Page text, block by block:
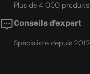
Plus de 4 000 produits
Conseils d’expert
Spécialiste depuis 2012